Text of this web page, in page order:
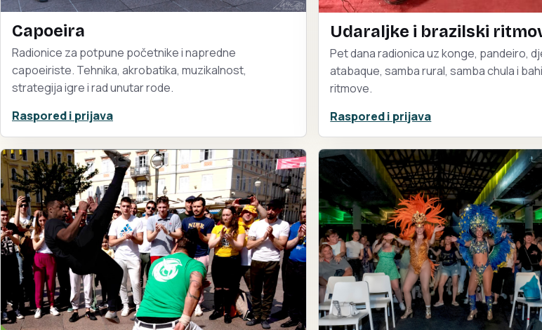
Capoeira
Radionice za potpune početnike i napredne
capoeiriste. Tehnika, akrobatika, muzikalnost,
strategija igre i rad unutar rode.
Raspored i prijava
Udaraljke i brazilski
Pet dana radionica uz konge, pandeiro,
atabaque, samba rural, samba chula i
ritmove.
Raspored i prijava